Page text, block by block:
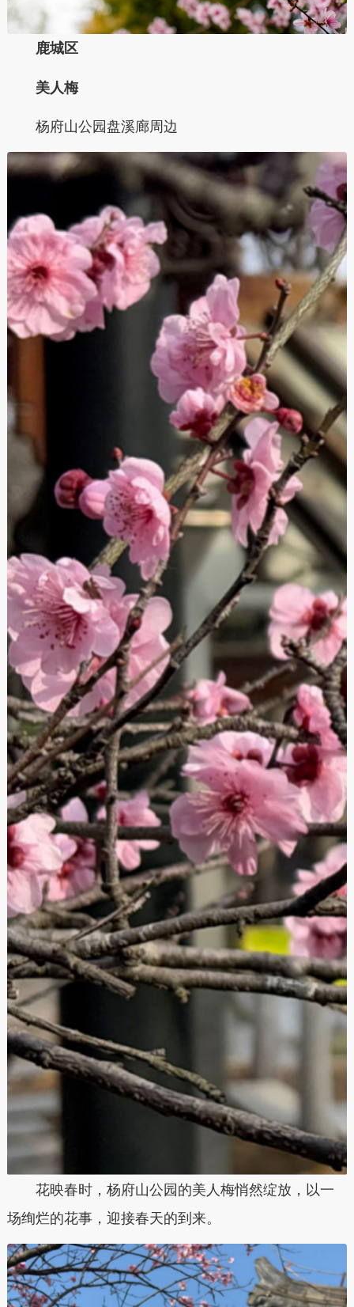
鹿城区
美人梅
杨府山公园盘溪廊周边
花映春时，杨府山公园的美人梅悄然绽放，以一
场绚烂的花事，迎接春天的到来。